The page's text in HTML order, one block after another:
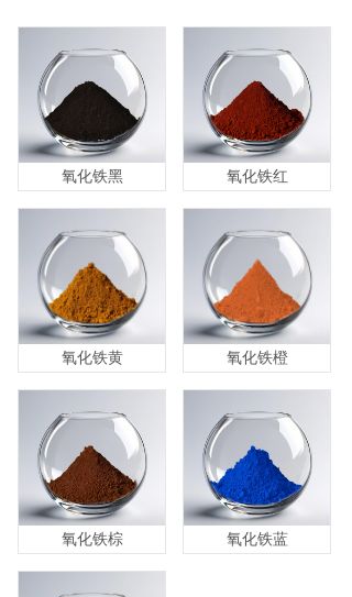
氧化铁黑 氧化铁红
氧化铁黄 氧化铁橙
氧化铁棕 氧化铁蓝